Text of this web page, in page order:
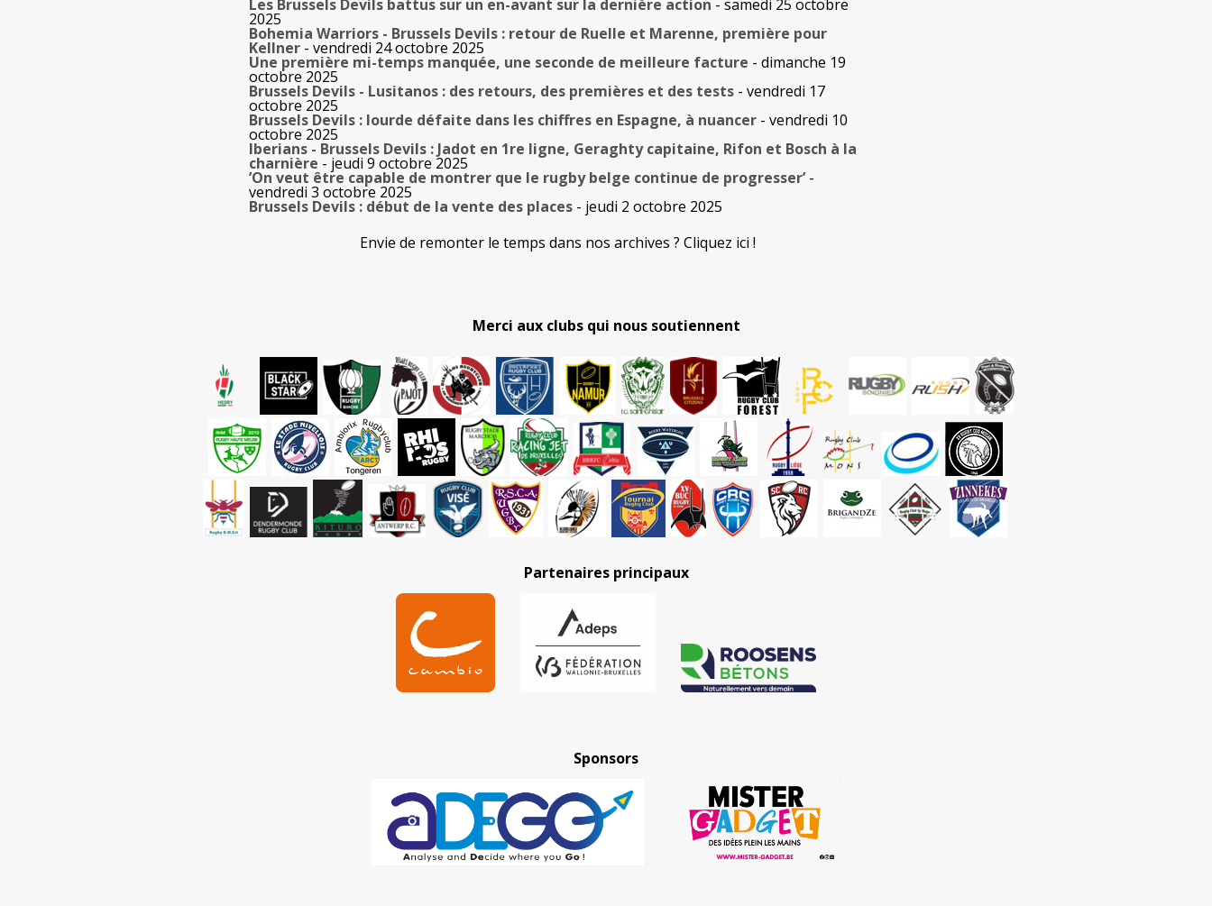
Les Brussels Devils battus sur un en-avant sur la dernière action - samedi 25 octobre
2025
Bohemia Warriors - Brussels Devils : retour de Ruelle et Marenne, première pour
Kellner - vendredi 24 octobre 2025
Une première mi-temps manquée, une seconde de meilleure facture - dimanche 19
octobre 2025
Brussels Devils - Lusitanos : des retours, des premières et des tests - vendredi 17
octobre 2025
Brussels Devils : lourde défaite dans les chiffres en Espagne, à nuancer - vendredi 10
octobre 2025
Iberians - Brussels Devils : Jadot en 1re ligne, Geraghty capitaine, Rifon et Bosch à la
charnière - jeudi 9 octobre 2025
’On veut être capable de montrer que le rugby belge continue de progresser’-
vendredi 3 octobre 2025
Brussels Devils : début de la vente des places - jeudi 2 octobre 2025
Envie de remonter le temps dans nos archives ? Cliquez ici !
Merci aux clubs qui nous soutiennent
Partenaires principaux
Sponsors